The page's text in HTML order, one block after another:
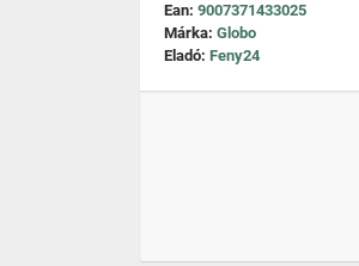
Ean: 9007371433025
Márka: Globo
Eladó: Feny24